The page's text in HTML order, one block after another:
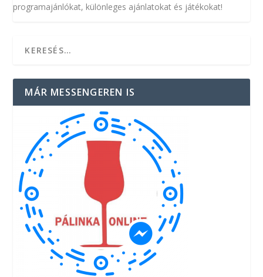
programajánlókat, különleges ajánlatokat és játékokat!
MÁR MESSENGEREN IS